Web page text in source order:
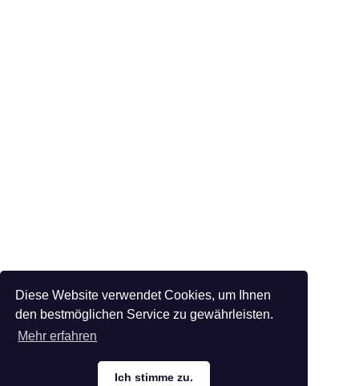
Diese Website verwendet Cookies, um Ihnen
den bestmöglichen Service zu gewährleisten.
Mehr erfahren
Ich stimme zu.